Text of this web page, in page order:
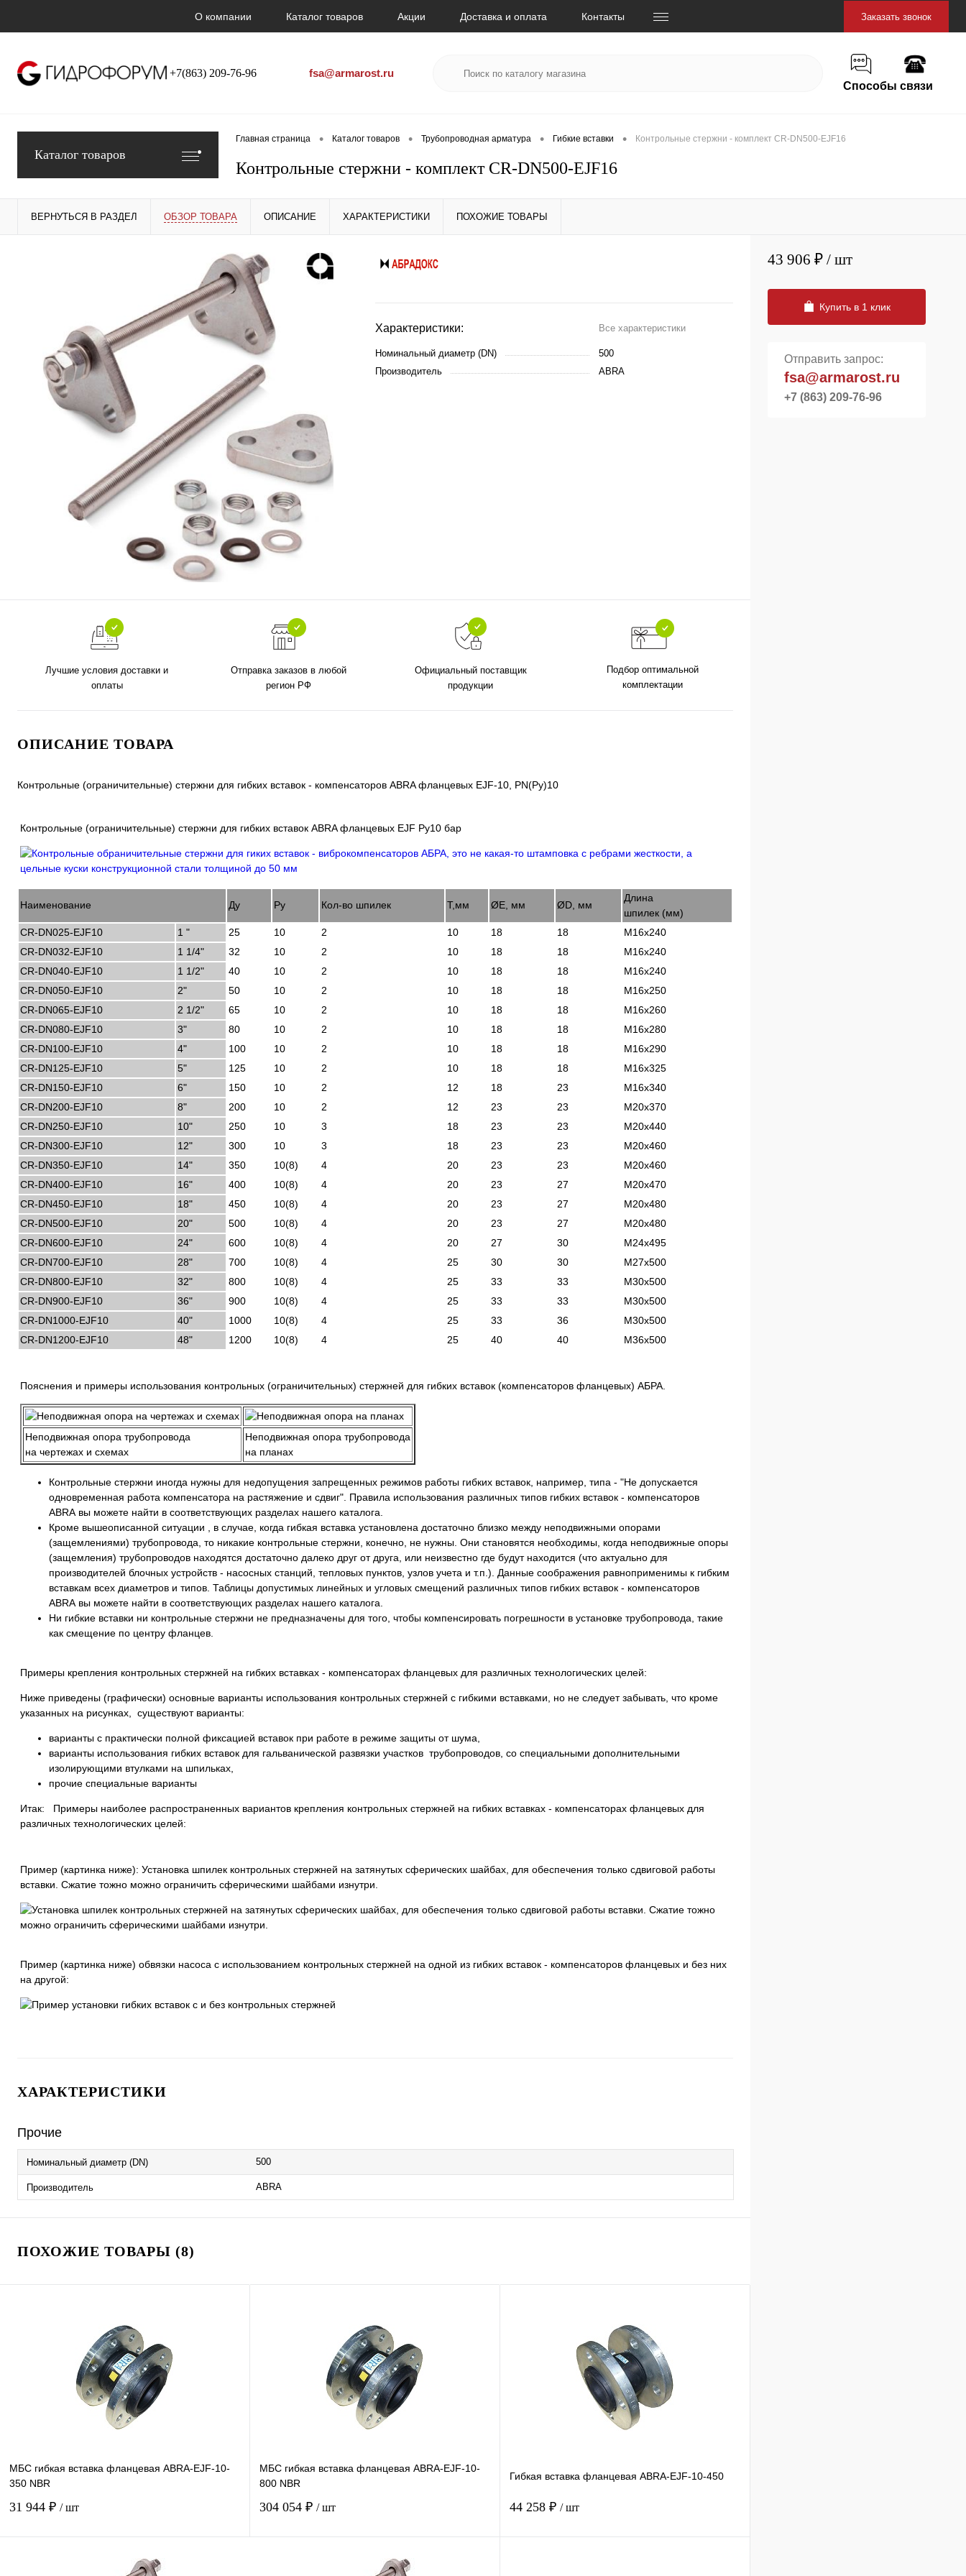
О компании Каталог товаров Акции Доставка и оплата Контакты Заказать звонок
+7(863) 209-76-96
fsa@armarost.ru
Способы связи
Каталог товаров
Главная страница • Каталог товаров • Трубопроводная арматура • Гибкие вставки • Контрольные стержни - комплект CR-DN500-EJF16
Контрольные стержни - комплект CR-DN500-EJF16
ВЕРНУТЬСЯ В РАЗДЕЛ ОБЗОР ТОВАРА ОПИСАНИЕ ХАРАКТЕРИСТИКИ ПОХОЖИЕ ТОВАРЫ
Характеристики: Все характеристики
Номинальный диаметр (DN)
500
Производитель
ABRA
Лучшие условия доставки и
оплаты
Отправка заказов в любой
регион РФ
Официальный поставщик
продукции
Подбор оптимальной
комплектации
ОПИСАНИЕ ТОВАРА
Контрольные (ограничительные) стержни для гибких вставок - компенсаторов ABRA фланцевых EJF-10, PN(Ру)10
Контрольные (ограничительные) стержни для гибких вставок ABRA фланцевых EJF Ру10 бар
Наименование Ду Ру Кол-во шпилек Т,мм ØE, мм ØD, мм
Длина
шпилек (мм)
CR-DN025-EJF10
1 " 25 10 2 10 18 18
М16х240
CR-DN032-EJF10
1 1/4" 32 10 2 10 18 18
М16х240
CR-DN040-EJF10
1 1/2" 40 10 2 10 18 18
М16х240
CR-DN050-EJF10
2" 50 10 2 10 18 18
М16х250
CR-DN065-EJF10
2 1/2" 65 10 2 10 18 18
М16х260
CR-DN080-EJF10
3" 80 10 2 10 18 18
М16х280
CR-DN100-EJF10
4" 100 10 2 10 18 18
М16х290
CR-DN125-EJF10
5" 125 10 2 10 18 18
М16х325
CR-DN150-EJF10
6" 150 10 2 12 18 23
М16х340
CR-DN200-EJF10
8" 200 10 2 12 23 23
М20х370
CR-DN250-EJF10
10" 250 10 3 18 23 23
М20х440
CR-DN300-EJF10
12" 300 10 3 18 23 23
М20х460
CR-DN350-EJF10
14" 350 10(8) 4 20 23 23
М20х460
CR-DN400-EJF10
16" 400 10(8) 4 20 23 27
М20х470
CR-DN450-EJF10
18" 450 10(8) 4 20 23 27
М20х480
CR-DN500-EJF10
20" 500 10(8) 4 20 23 27
М20х480
CR-DN600-EJF10
24" 600 10(8) 4 20 27 30
М24х495
CR-DN700-EJF10
28" 700 10(8) 4 25 30 30
М27х500
CR-DN800-EJF10
32" 800 10(8) 4 25 33 33
М30х500
CR-DN900-EJF10
36" 900 10(8) 4 25 33 33
М30х500
CR-DN1000-EJF10
40" 1000 10(8) 4 25 33 36
М30х500
CR-DN1200-EJF10
48" 1200 10(8) 4 25 40 40 М36х500
Пояснения и примеры использования контрольных (ограничительных) стержней для гибких вставок (компенсаторов фланцевых) АБРА.
Неподвижная опора трубопровода
на чертежах и схемах
Неподвижная опора трубопровода
на планах
Контрольные стержни иногда нужны для недопущения запрещенных режимов работы гибких вставок, например, типа - "Не допускается
одновременная работа компенсатора на растяжение и сдвиг". Правила использования различных типов гибких вставок - компенсаторов
ABRA вы можете найти в соответствующих разделах нашего каталога.
Кроме вышеописанной ситуации , в случае, когда гибкая вставка установлена достаточно близко между неподвижными опорами
(защемлениями) трубопровода, то никакие контрольные стержни, конечно, не нужны. Они становятся необходимы, когда неподвижные опоры
(защемления) трубопроводов находятся достаточно далеко друг от друга, или неизвестно где будут находится (что актуально для
производителей блочных устройств - насосных станций, тепловых пунктов, узлов учета и т.п.). Данные соображения равноприменимы к гибким
вставкам всех диаметров и типов. Таблицы допустимых линейных и угловых смещений различных типов гибких вставок - компенсаторов
ABRA вы можете найти в соответствующих разделах нашего каталога.
Ни гибкие вставки ни контрольные стержни не предназначены для того, чтобы компенсировать погрешности в установке трубопровода, такие
как смещение по центру фланцев.
Примеры крепления контрольных стержней на гибких вставках - компенсаторах фланцевых для различных технологических целей:
Ниже приведены (графически) основные варианты использования контрольных стержней с гибкими вставками, но не следует забывать, что кроме
указанных на рисунках, существуют варианты:
варианты с практически полной фиксацией вставок при работе в режиме защиты от шума,
варианты использования гибких вставок для гальванической развязки участков трубопроводов, со специальными дополнительными
изолирующими втулками на шпильках,
прочие специальные варианты
Итак: Примеры наиболее распространенных вариантов крепления контрольных стержней на гибких вставках - компенсаторах фланцевых для
различных технологических целей:
Пример (картинка ниже): Установка шпилек контрольных стержней на затянутых сферических шайбах, для обеспечения только сдвиговой работы
вставки. Сжатие тожно можно ограничить сферическими шайбами изнутри.
Пример (картинка ниже) обвязки насоса с использованием контрольных стержней на одной из гибких вставок - компенсаторов фланцевых и без них
на другой:
ХАРАКТЕРИСТИКИ
Прочие
Номинальный диаметр (DN) 500
Производитель ABRA
ПОХОЖИЕ ТОВАРЫ (8)
МБС гибкая вставка фланцевая ABRA-EJF-10-
350 NBR
31 944 ₽ / шт
МБС гибкая вставка фланцевая ABRA-EJF-10-
800 NBR
304 054 ₽ / шт
Гибкая вставка фланцевая ABRA-EJF-10-450
44 258 ₽ / шт
43 906 ₽ / шт
Купить в 1 клик
Отправить запрос:
fsa@armarost.ru
+7 (863) 209-76-96